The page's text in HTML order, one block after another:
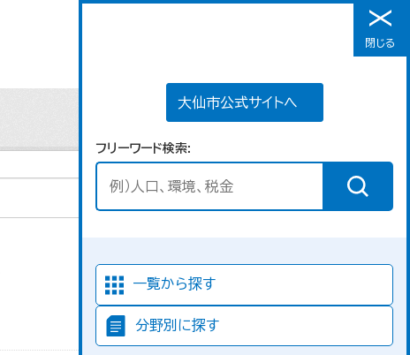
メニュー
大仙市公式サイトへ
フリーワード検索
一覧から探す
分野別に探す
閉じる